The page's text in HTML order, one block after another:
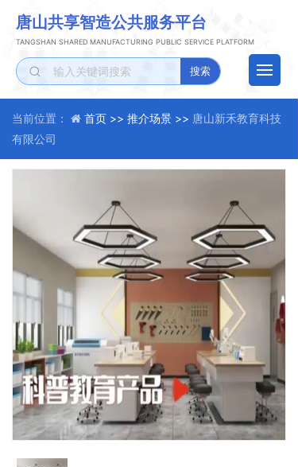
唐山共享智造公共服务平台
搜索
TANGSHAN SHARED MANUFACTURING PUBLIC SERVICE PLATFORM
当前位置： 首页 >> 推介场景 >> 唐山新禾教育科技
有限公司